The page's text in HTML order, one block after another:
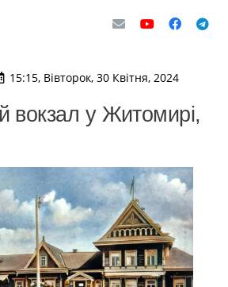
15:15, Вівторок, 30 Квітня, 2024
вокзал у Житомирі,